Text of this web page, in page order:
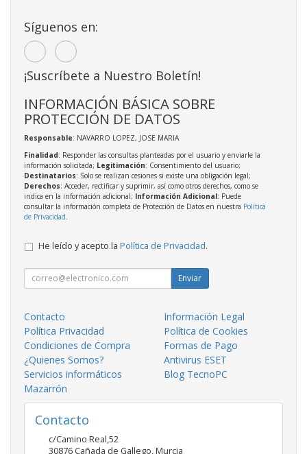
Síguenos en:
¡Suscríbete a Nuestro Boletín!
INFORMACIÓN BÁSICA SOBRE
PROTECCIÓN DE DATOS
Responsable: NAVARRO LOPEZ, JOSE MARIA
Finalidad: Responder las consultas planteadas por el usuario y enviarle la
información solicitada; Legitimación: Consentimiento del usuario;
Destinatarios: Solo se realizan cesiones si existe una obligación legal;
Derechos: Acceder, rectificar y suprimir, así como otros derechos, como se
indica en la información adicional; Información Adicional: Puede
consultar la información completa de Protección de Datos en nuestra Política
de Privacidad
He leído y acepto la Política de Privacidad.
Enviar
Contacto
Información Legal
Política Privacidad
Política de Cookies
Condiciones de Compra
Formas de Pago
¿Quienes Somos?
Antivirus ESET
Servicios informáticos
Mazarrón
Blog TecnoPC
Contacto
c/Camino Real,52
30876 Cañada de Gallego,Murcia